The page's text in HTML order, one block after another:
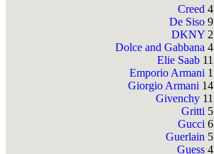
Creed 4
De Siso 9
DKNY 2
Dolce and Gabbana 4
Elie Saab 11
Emporio Armani 1
Giorgio Armani 14
Givenchy 11
Gritti 5
Gucci 6
Guerlain 5
Guess 4